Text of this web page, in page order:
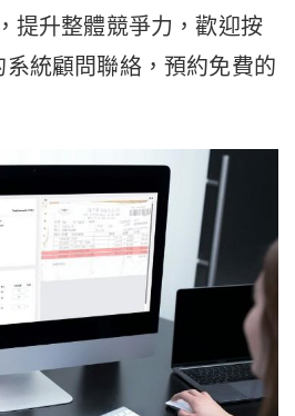
提升整體競爭力，歡迎按
統顧問聯絡，預約免費的